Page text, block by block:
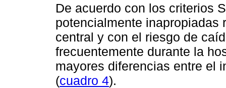
De acuerdo con los criterios
potencialmente inapropiadas
central y con el riesgo de
frecuentemente durante la
mayores diferencias entre el
(cuadro 4).